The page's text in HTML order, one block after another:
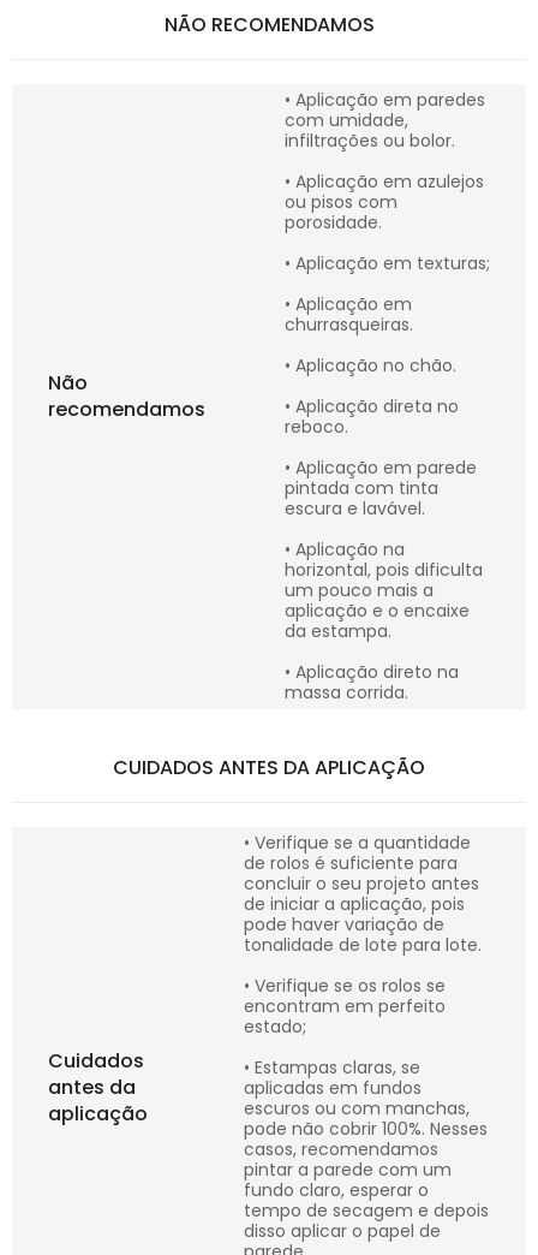
NÃO RECOMENDAMOS
Não
recomendamos
• Aplicação em paredes
com umidade,
infiltrações ou bolor.
• Aplicação em azulejos
ou pisos com
porosidade.
• Aplicação em texturas;
• Aplicação em
churrasqueiras.
• Aplicação no chão.
• Aplicação direta no
reboco.
• Aplicação em parede
pintada com tinta
escura e lavável.
• Aplicação na
horizontal, pois dificulta
um pouco mais a
aplicação e o encaixe
da estampa.
• Aplicação direto na
massa corrida.
CUIDADOS ANTES DA APLICAÇÃO
Cuidados
antes da
aplicação
• Verifique se a quantidade
de rolos é suficiente para
concluir o seu projeto antes
de iniciar a aplicação, pois
pode haver variação de
tonalidade de lote para lote.
• Verifique se os rolos se
encontram em perfeito
estado;
• Estampas claras, se
aplicadas em fundos
escuros ou com manchas,
pode não cobrir 100%. Nesses
casos, recomendamos
pintar a parede com um
fundo claro, esperar o
tempo de secagem e depois
disso aplicar o papel de